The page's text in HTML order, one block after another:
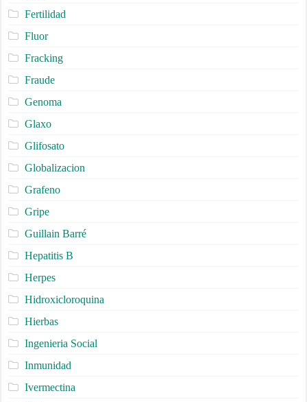
Fertilidad
Fluor
Fracking
Fraude
Genoma
Glaxo
Glifosato
Globalizacion
Grafeno
Gripe
Guillain Barré
Hepatitis B
Herpes
Hidroxicloroquina
Hierbas
Ingenieria Social
Inmunidad
Ivermectina